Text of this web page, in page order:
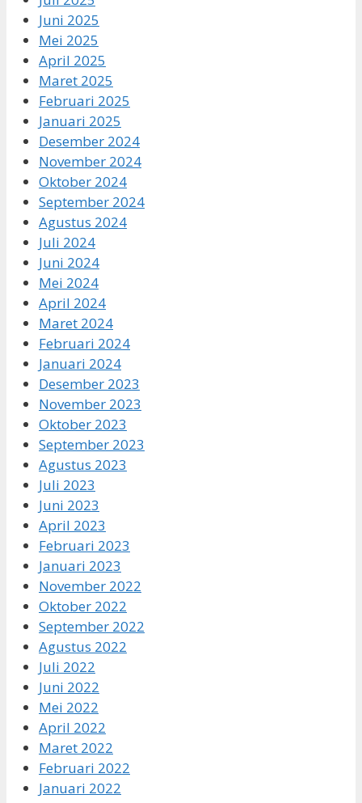
Juni 2025
Mei 2025
April 2025
Maret 2025
Februari 2025
Januari 2025
Desember 2024
November 2024
Oktober 2024
September 2024
Agustus 2024
Juli 2024
Juni 2024
Mei 2024
April 2024
Maret 2024
Februari 2024
Januari 2024
Desember 2023
November 2023
Oktober 2023
September 2023
Agustus 2023
Juli 2023
Juni 2023
April 2023
Februari 2023
Januari 2023
November 2022
Oktober 2022
September 2022
Agustus 2022
Juli 2022
Juni 2022
Mei 2022
April 2022
Maret 2022
Februari 2022
Januari 2022